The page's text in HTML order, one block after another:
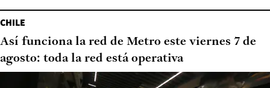
CHILE
Así funciona la red de Metro este viernes 7 de
agosto: toda la red está operativa